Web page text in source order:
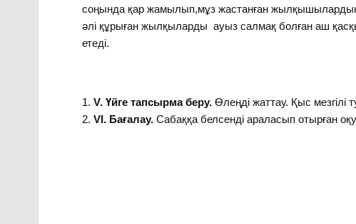
соңында қар жамылып,мұз жастанған жылқышылардың
әлі құрыған жылқыларды ауыз салмақ болған аш
етеді.
V. Үйге тапсырма беру.Өлеңді жаттау. Қыс мезгілі
VI. Бағалау.Сабаққа белсенді араласып отырған